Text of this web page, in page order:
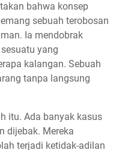
bahwa konsep
sebuah terobosan
Ia mendobrak
yang
kalangan. Sebuah
tanpa langsung
itu. Ada banyak kasus
dijebak. Mereka
terjadi ketidak-adilan